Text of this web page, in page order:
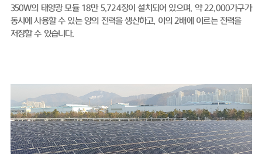
350W의 태양광 모듈 18만 5,724장이 설치되어 있으며, 약 22,000가구가
동시에 사용할 수 있는 양의 전력을 생산하고, 이의 2배에 이르는 전력을
저장할 수 있습니다.